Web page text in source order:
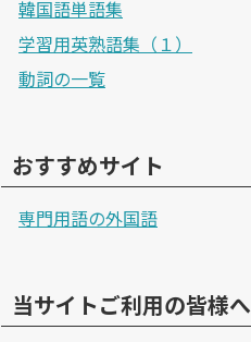
韓国語単語集
学習用英熟語集（１）
動詞の一覧
おすすめサイト
専門用語の外国語
当サイトご利用の皆様へ